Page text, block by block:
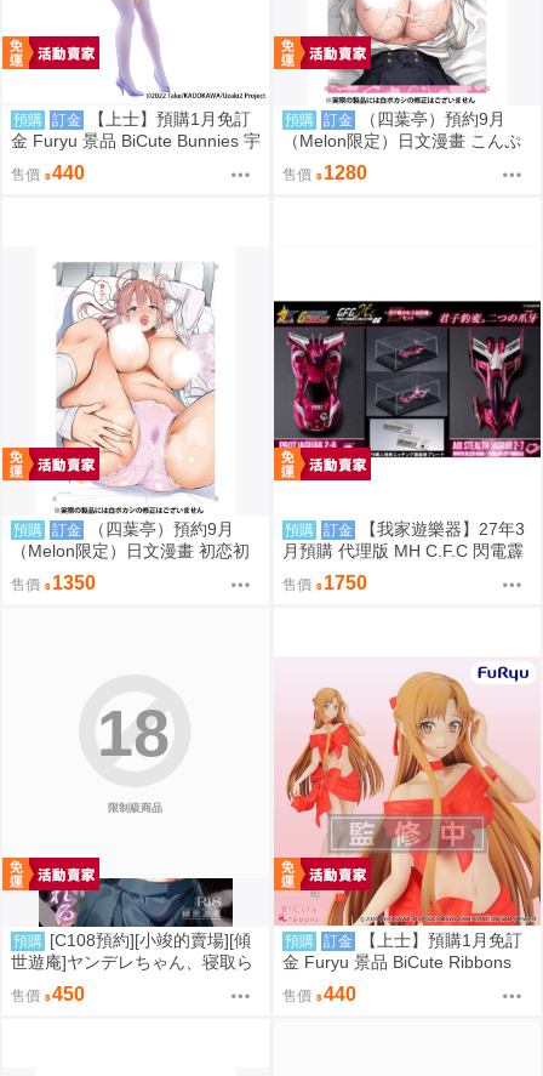
預購 訂金
【上士】預購1月免訂
金 Furyu 景品 BiCute Bunnies 宇
崎學妹想要玩 宇崎月 金屬紫Ver
售價 440
預購 訂金
（四葉亭）預約9月
（Melon限定）日文漫畫 こんぷ
れックス 特典：B2掛軸 層積
售價 1280
預購 訂金
（四葉亭）預約9月
（Melon限定）日文漫畫 初恋初
交尾 白い下着の幼なじみに僕は
恋をする 特典：B2掛軸 コオリ
售價 1350
預購 訂金
【我家遊樂器】27年3
月預購 代理版 MH C.F.C 閃電霹
靂車 新世紀GPX 美洲豹 承襲的
獵豹之魂 套組特典版
售價 1750
限制級商品
18
預購 [C108預約][小竣的賣場][傾
世遊庵]ヤンデレちゃん、寝取ら
れる 同人誌id=3790378
售價 450
預購 訂金
【上士】預購1月免訂
金 Furyu 景品 BiCute Ribbons
緞帶服裝 刀劍神域 亞絲娜
售價 440